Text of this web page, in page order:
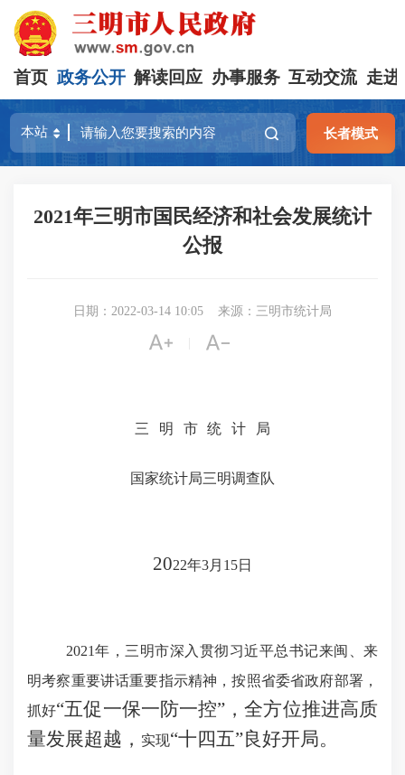
首页 政务公开 解读回应 办事服务 互动交流 走进
长者模式
2021年三明市国民经济和社会发展统计
公报
日期：2022-03-14 10:05 来源：三明市统计局
 
三明市统计 局
国家统计局三明调查队
2022年3月 15日
2021年， 三明市深入贯彻习近平总书记来闽、来
明考察重要讲话重要指示精神，按照省委省政府部署，
抓好“五促一保一防一控”，全方位推进高质
量发展超越， 实现“十四五”良好开局。